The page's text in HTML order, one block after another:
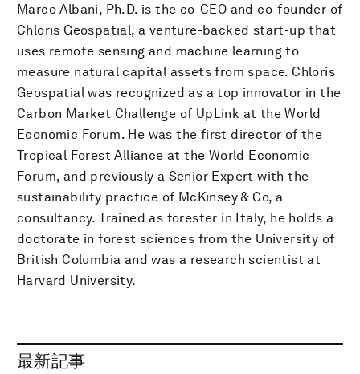
Marco Albani, Ph.D. is the co-CEO and co-founder of
Chloris Geospatial, a venture-backed start-up that
uses remote sensing and machine learning to
measure natural capital assets from space. Chloris
Geospatial was recognized as a top innovator in the
Carbon Market Challenge of UpLink at the World
Economic Forum. He was the first director of the
Tropical Forest Alliance at the World Economic
Forum, and previously a Senior Expert with the
sustainability practice of McKinsey & Co, a
consultancy. Trained as forester in Italy, he holds a
doctorate in forest sciences from the University of
British Columbia and was a research scientist at
Harvard University.
最新記事